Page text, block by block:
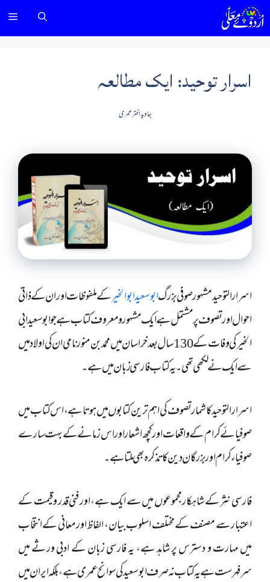
Skip
to
اسرار توحید: ایک مطالعہ
جاوید اختر عمری
اسرار التوحید مشہور صوفی بزرگابوسعید ابوالخیرکے ملفوظات اور ان کے ذاتی
احوال اور تصوف پر مشتمل ہے ایک مشہور و معروف کتاب ہے جو ابو سعید ابی
الخیر کی وفات کے 130 سال بعد خراسان میں محمد بن منور نامی ان کی اولاد میں
سے ایک نے لکھی تھی۔ یہ کتاب فارسی زبان میں ہے۔
اسرار التوحید کا شمار تصوف کی اہم ترین کتابوں میں ہوتا ہے ، اس کتاب میں
صوفیائے کرام کے واقعات اور کچھ اشعار اور اس زمانے کے بہت سارے
صوفیاء کرام اور بزرگان دین کا تذکرہ بھی ملتا ہے۔
فارسی نثر کے شاہکار مجموعوں میں سے ایک ہے، اور فنی قدر و قیمت کے
اعتبار سے مصنف کے مختلف اسلوب بیان، الفاظ اور معانی کے انتخاب
میں مہارت و دسترس پر شاہد ہے، یہ فارسی زبان کے ادبی ورثے میں
سرفہرست ہے یہ کتاب نہ صرف ابو سعید کی سوانح عمری ہے، بلکہ ایران میں